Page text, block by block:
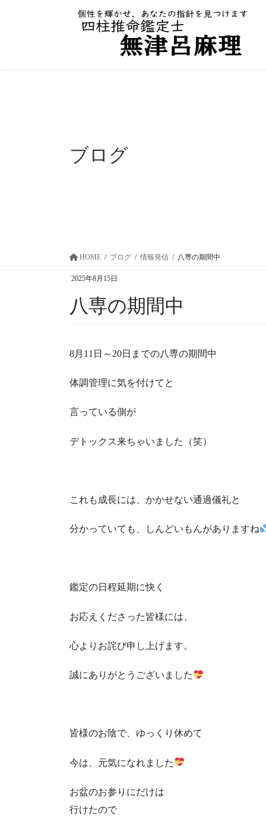
ブログ
HOME ブログ 情報発信 八専の期間中
2025年8月15日
八専の期間中
8月11日～20日までの八専の期間中
体調管理に気を付けてと
言っている側が
デトックス来ちゃいました（笑）
これも成長には、かかせない通過儀礼と
分かっていても、しんどいもんがありますね
鑑定の日程延期に快く
お応えくださった皆様には、
心よりお詫び申し上げます。
誠にありがとうございました
皆様のお陰で、ゆっくり休めて
今は、元気になれました
お盆のお参りにだけは
行けたので